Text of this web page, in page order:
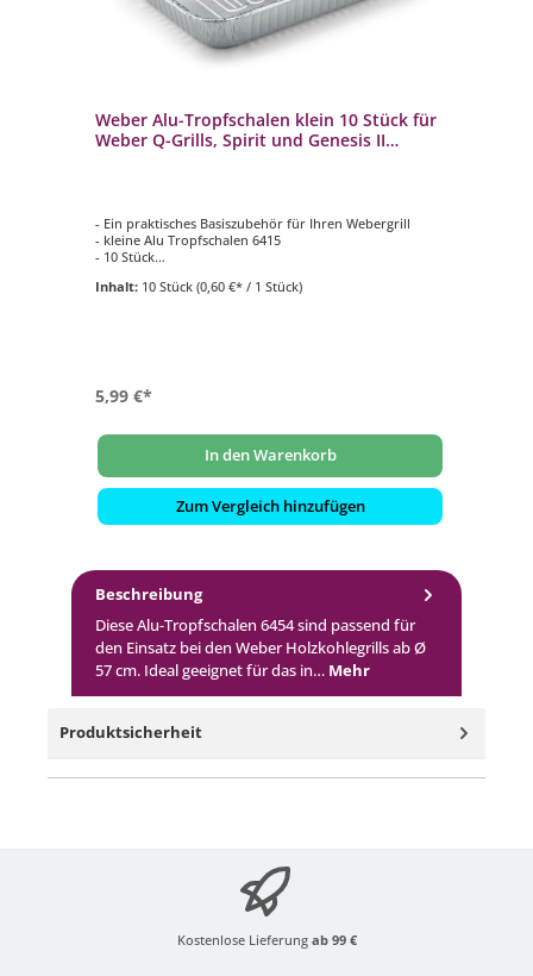
Weber Alu-Tropfschalen klein 10 Stück für
Weber Q-Grills, Spirit und Genesis II
- Ein praktisches Basiszubehör für Ihren Webergrill
- kleine Alu Tropfschalen 6415
- 10 Stück
II 200 und 300 er Modelle
Inhalt: 10 Stück (0,60 €* / 1 Stück)
5,99 €*
In den Warenkorb
Zum Vergleich hinzufügen
Beschreibung
Diese Alu-Tropfschalen 6454 sind passend für
den Einsatz bei den Weber Holzkohlegrills ab Ø
57 cm. Ideal geeignet für das in… Mehr
Produktsicherheit
Kostenlose Lieferung ab 99 €